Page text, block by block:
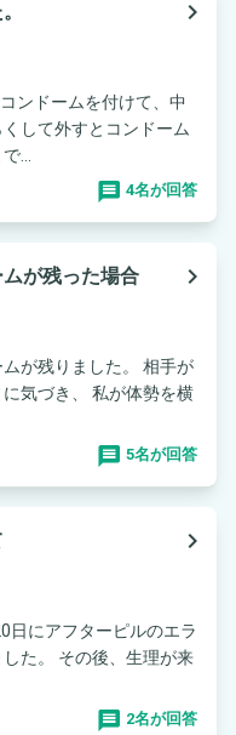
navigate_next
ンドームを付けて、中
して外すとコンドーム
...
4名が回答
が残った場合
navigate_next
が残りました。 相手が
気づき、 私が体勢を横
5名が回答
navigate_next
日にアフターピルのエラ
た。 その後、生理が来
2名が回答